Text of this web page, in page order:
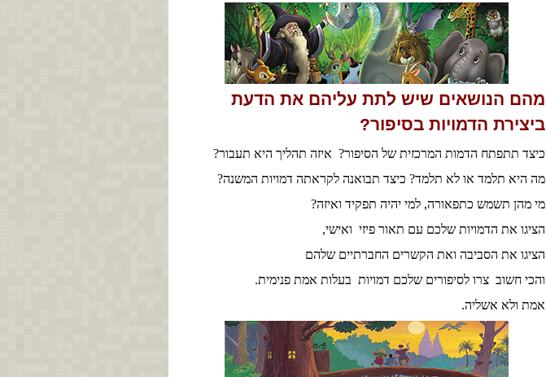
מהם הנושאים שיש לתת עליהם את הדעת
ביצירת הדמויות בסיפור?
כיצד תתפתח הדמות המרכזית של הסיפור? איזה תהליך היא תעבור?
מה היא תלמד או לא תלמד? כיצד תבואנה לקראתה דמויות המשנה?
מי מהן תשמש כתפאורה, למי יהיה תפקיד ואיזה?
הציגו את הדמויות שלכם עם תאור פיזי ואישי,
הציגו את הסביבה ואת הקשרים החברתיים שלהם
והכי חשוב צרו לסיפורים שלכם דמויות בעלות אמת פנימית.
אמת ולא אשליה.